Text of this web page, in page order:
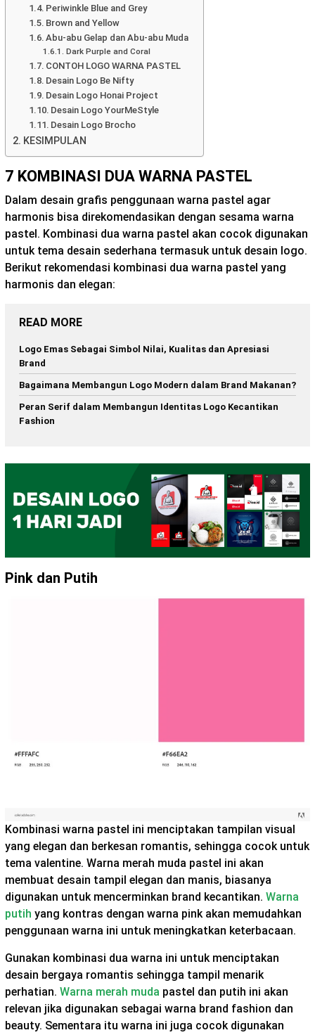
Periwinkle Blue and Grey
Brown and Yellow
Abu-abu Gelap dan Abu-abu Muda
Dark Purple and Coral
CONTOH LOGO WARNA PASTEL
Desain Logo Be Nifty
Desain Logo Honai Project
Desain Logo YourMeStyle
Desain Logo Brocho
KESIMPULAN
7 KOMBINASI DUA WARNA PASTEL
Dalam desain grafis penggunaan warna pastel agar
harmonis bisa direkomendasikan dengan sesama warna
pastel. Kombinasi dua warna pastel akan cocok digunakan
untuk tema desain sederhana termasuk untuk desain logo.
Berikut rekomendasi kombinasi dua warna pastel yang
harmonis dan elegan:
READ MORE
Logo Emas Sebagai Simbol Nilai, Kualitas dan Apresiasi
Brand
Bagaimana Membangun Logo Modern dalam Brand Makanan?
Peran Serif dalam Membangun Identitas Logo Kecantikan
Fashion
Pink dan Putih
Kombinasi warna pastel ini menciptakan tampilan visual
yang elegan dan berkesan romantis, sehingga cocok untuk
tema valentine. Warna merah muda pastel ini akan
membuat desain tampil elegan dan manis, biasanya
digunakan untuk mencerminkan brand kecantikan. Warna
putih yang kontras dengan warna pink akan memudahkan
penggunaan warna ini untuk meningkatkan keterbacaan.
Gunakan kombinasi dua warna ini untuk menciptakan
desain bergaya romantis sehingga tampil menarik
perhatian. Warna merah muda pastel dan putih ini akan
relevan jika digunakan sebagai warna brand fashion dan
beauty. Sementara itu warna ini juga cocok digunakan